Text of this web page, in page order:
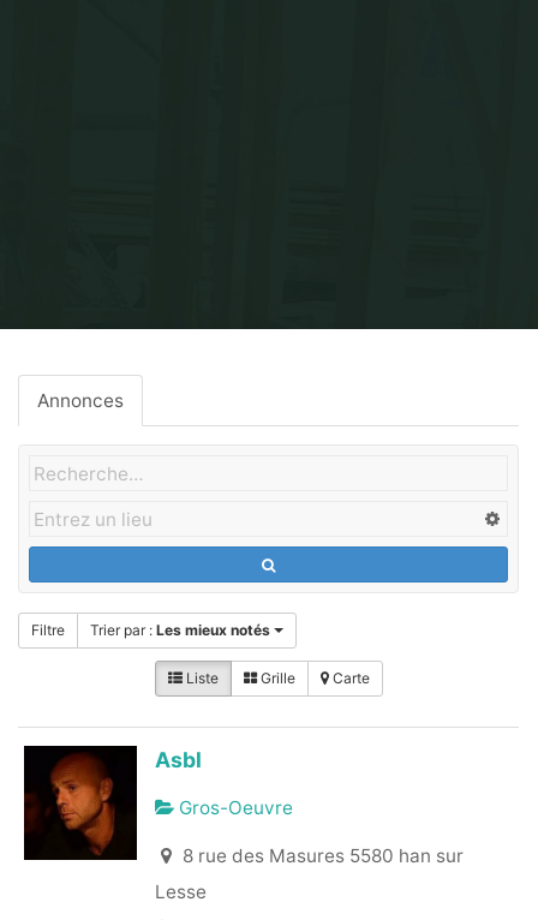
Annonces
Filtre Trier par :Les mieux notés
Liste Grille Carte
Asbl
Gros-Oeuvre
8 rue des Masures 5580 han sur
Lesse